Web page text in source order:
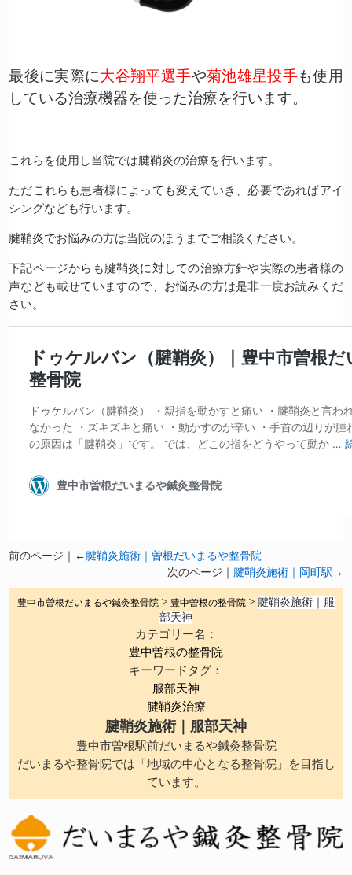
最後に実際に大谷翔平選手や菊池雄星投手も使用
している治療機器を使った治療を行います。
これらを使用し当院では腱鞘炎の治療を行います。
ただこれらも患者様によっても変えていき、必要であればアイ
シングなども行います。
腱鞘炎でお悩みの方は当院のほうまでご相談ください。
下記ページからも腱鞘炎に対しての治療方針や実際の患者様の
声なども載せていますので、お悩みの方は是非一度お読みくだ
さい。
前のページ｜←腱鞘炎施術｜曽根だいまるや整骨院
次のページ｜ 腱鞘炎施術｜岡町駅→
豊中市曽根だいまるや鍼灸整骨院 > 豊中曽根の整骨院 > 腱鞘炎施術｜服
部天神
カテゴリー名：
豊中曽根の整骨院
キーワードタグ：
服部天神
腱鞘炎治療
腱鞘炎施術｜服部天神
豊中市曽根駅前だいまるや鍼灸整骨院
だいまるや整骨院では「地域の中心となる整骨院」を目指し
ています。